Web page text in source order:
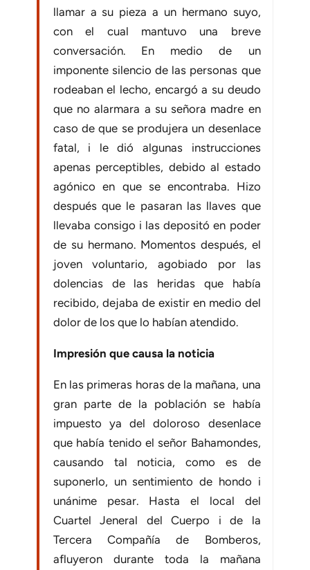
llamar a su pieza a un hermano suyo,
con el cual mantuvo una breve
conversación. En medio de un
imponente silencio de las personas que
rodeaban el lecho, encargó a su deudo
que no alarmara a su señora madre en
caso de que se produjera un desenlace
fatal, i le dió algunas instrucciones
apenas perceptibles, debido al estado
agónico en que se encontraba. Hizo
después que le pasaran las llaves que
llevaba consigo i las depositó en poder
de su hermano. Momentos después, el
joven voluntario, agobiado por las
dolencias de las heridas que había
recibido, dejaba de existir en me­dio del
dolor de los que lo habían atendido.
Impresión que causa la noticia
En las primeras horas de la mañana, una
gran parte de la población se había
impuesto ya del doloroso desenlace
que había tenido el señor Bahamondes,
causando tal noticia, como es de
suponerlo, un sentimiento de hondo i
unánime pesar. Hasta el local del
Cuartel Jeneral del Cuerpo i de la
Tercera Compañía de Bomberos,
afluyeron durante toda la mañana